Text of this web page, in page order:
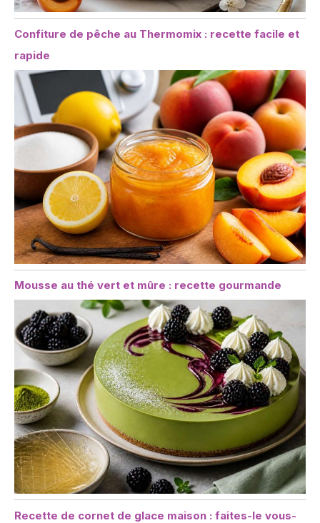
Confiture de pêche au Thermomix : recette facile et
rapide
Mousse au thé vert et mûre : recette gourmande
Recette de cornet de glace maison : faites-le vous-